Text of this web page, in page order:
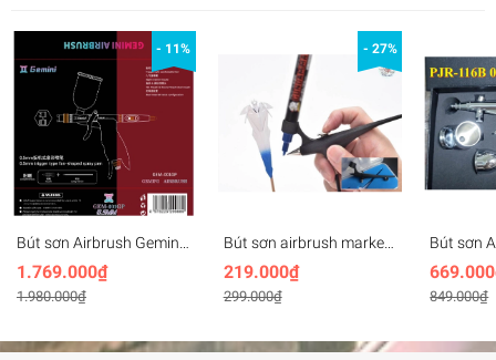
- 11%
Bút sơn Airbrush Gemini
Gem-001GP 0.5mm
trigger fan-shaped spray
pen
1.769.000₫
1.980.000₫
- 27%
Bút sơn airbrush marker
pen (gắn bút marker)
219.000₫
299.000₫
Bút sơn
116B
gun
849.000₫